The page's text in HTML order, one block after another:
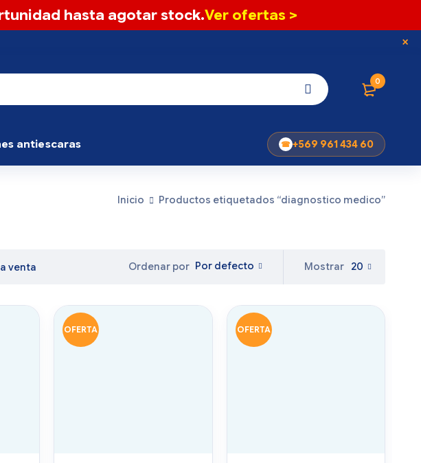
hasta agotar stock.Ver ofertas >
0
antiescaras +569 961 434 60
Inicio Productos etiquetados “diagnostico medico”
Ordenar por Por defecto
venta Mostrar 20
OFERTA OFERTA